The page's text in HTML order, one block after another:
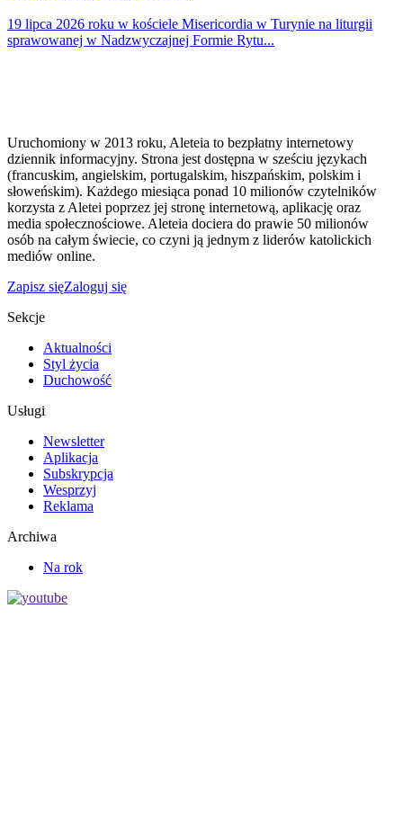
19 lipca 2026 roku w kościele Misericordia w Turynie na liturgii
sprawowanej w Nadzwyczajnej Formie Rytu...
Uruchomiony w 2013 roku, Aleteia to bezpłatny internetowy
dziennik informacyjny. Strona jest dostępna w sześciu językach
(francuskim, angielskim, portugalskim, hiszpańskim, polskim i
słoweńskim). Każdego miesiąca ponad 10 milionów czytelników
korzysta z Aletei poprzez jej stronę internetową, aplikację oraz
media społecznościowe. Aleteia dociera do prawie 50 milionów
osób na całym świecie, co czyni ją jednym z liderów katolickich
mediów online.
Zapisz sięZaloguj się
Sekcje
Aktualności
Styl życia
Duchowość
Usługi
Newsletter
Aplikacja
Subskrypcja
Wesprzyj
Reklama
Archiwa
Na rok